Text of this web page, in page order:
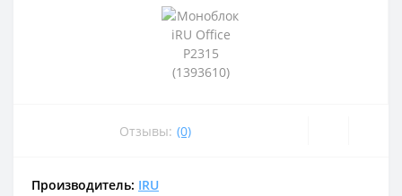
Отзывы: (0)
Производитель: IRU